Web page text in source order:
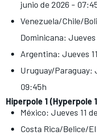
junio de 2026 -
Venezuela/Chile/
Dominicana:
Argentina: Jueves
Uruguay/Paraguay:
09:45h
Hiperpole 1 (Hyperpole
México: Jueves 11
Costa Rica/Belice/